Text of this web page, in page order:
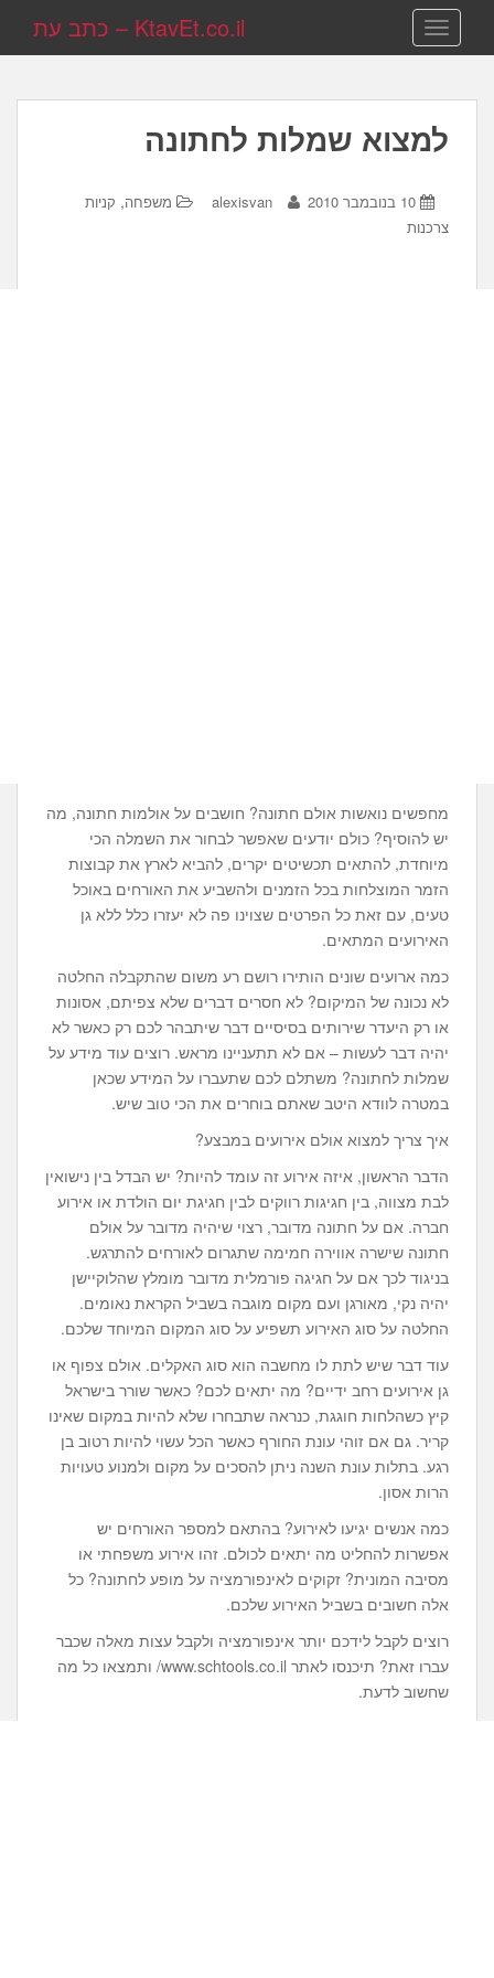
TOGGLE NAVIGATION KtavEt.co.il – כתב עת
למצוא שמלות לחתונה
10 בנובמבר 2010 alexisvan משפחה, קניות
צרכנות
מחפשים נואשות אולם חתונה? חושבים על אולמות חתונה, מה
יש להוסיף? כולם יודעים שאפשר לבחור את השמלה הכי
מיוחדת, להתאים תכשיטים יקרים, להביא לארץ את קבוצות
הזמר המוצלחות בכל הזמנים ולהשביע את האורחים באוכל
טעים, עם זאת כל הפרטים שצוינו פה לא יעזרו כלל ללא גן
האירועים המתאים.
כמה ארועים שונים הותירו רושם רע משום שהתקבלה החלטה
לא נכונה של המיקום? לא חסרים דברים שלא צפיתם, אסונות
או רק היעדר שירותים בסיסיים דבר שיתבהר לכם רק כאשר לא
יהיה דבר לעשות – אם לא תתעניינו מראש. רוצים עוד מידע על
שמלות לחתונה? משתלם לכם שתעברו על המידע שכאן
במטרה לוודא היטב שאתם בוחרים את הכי טוב שיש.
איך צריך למצוא אולם אירועים במבצע?
הדבר הראשון, איזה אירוע זה עומד להיות? יש הבדל בין נישואין
לבת מצווה, בין חגיגות רווקים לבין חגיגת יום הולדת או אירוע
חברה. אם על חתונה מדובר, רצוי שיהיה מדובר על אולם
חתונה שישרה אווירה חמימה שתגרום לאורחים להתרגש.
בניגוד לכך אם על חגיגה פורמלית מדובר מומלץ שהלוקיישן
יהיה נקי, מאורגן ועם מקום מוגבה בשביל הקראת נאומים.
החלטה על סוג האירוע תשפיע על סוג המקום המיוחד שלכם.
עוד דבר שיש לתת לו מחשבה הוא סוג האקלים. אולם צפוף או
גן אירועים רחב ידיים? מה יתאים לכם? כאשר שורר בישראל
קיץ כשהלחות חוגגת, כנראה שתבחרו שלא להיות במקום שאינו
קריר. גם אם זוהי עונת החורף כאשר הכל עשוי להיות רטוב בן
רגע. בתלות עונת השנה ניתן להסכים על מקום ולמנוע טעויות
הרות אסון.
כמה אנשים יגיעו לאירוע? בהתאם למספר האורחים יש
אפשרות להחליט מה יתאים לכולם. זהו אירוע משפחתי או
מסיבה המונית? זקוקים לאינפורמציה על מופע לחתונה? כל
אלה חשובים בשביל האירוע שלכם.
רוצים לקבל לידכם יותר אינפורמציה ולקבל עצות מאלה שכבר
עברו זאת? תיכנסו לאתר www.schtools.co.il/ ותמצאו כל מה
שחשוב לדעת.